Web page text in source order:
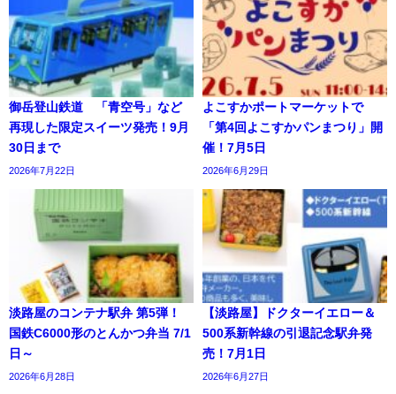
御岳登山鉄道 「青空号」など
再現した限定スイーツ発売！9月
30日まで
2026年7月22日
よこすかポートマーケットで
「第4回よこすかパンまつり」開
催！7月5日
2026年6月29日
淡路屋のコンテナ駅弁 第5弾！
国鉄C6000形のとんかつ弁当 7/1
日～
2026年6月28日
【淡路屋】ドクターイエロー＆
500系新幹線の引退記念駅弁発
売！7月1日
2026年6月27日